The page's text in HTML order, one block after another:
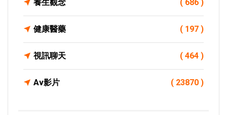
養生觀念 ( 686 )
健康醫藥 ( 197 )
視訊聊天 ( 464 )
Av影片 ( 23870 )